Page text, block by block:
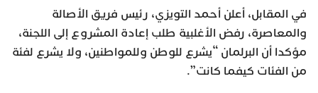
في المقابل، أعلن أحمد التويزي، رئيس فريق الأصالة
والمعاصرة، رفض الأغلبية طلب إعادة المشروع إلى اللجنة،
مؤكدا أن البرلمان “يشرع للوطن وللمواطنين، ولا يشرع لفئة
من الفئات كيفما كانت”.